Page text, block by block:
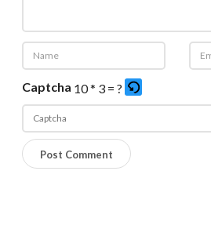
Captcha 10 * 3 = ?
P